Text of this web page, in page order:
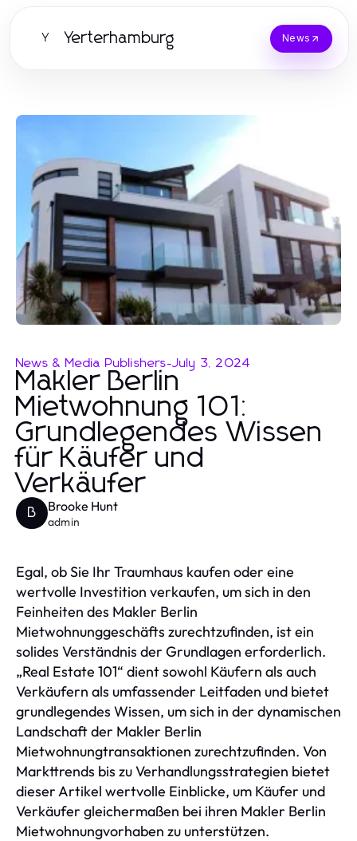
Y Yerterhamburg News
News & Media Publishers-July 3, 2024
Makler Berlin
Mietwohnung 101:
Grundlegendes Wissen
für Käufer und
Verkäufer
B Brooke Hunt
admin
Egal, ob Sie Ihr Traumhaus kaufen oder eine
wertvolle Investition verkaufen, um sich in den
Feinheiten des Makler Berlin
Mietwohnunggeschäfts zurechtzufinden, ist ein
solides Verständnis der Grundlagen erforderlich.
„Real Estate 101“ dient sowohl Käufern als auch
Verkäufern als umfassender Leitfaden und bietet
grundlegendes Wissen, um sich in der dynamischen
Landschaft der Makler Berlin
Mietwohnungtransaktionen zurechtzufinden. Von
Markttrends bis zu Verhandlungsstrategien bietet
dieser Artikel wertvolle Einblicke, um Käufer und
Verkäufer gleichermaßen bei ihren Makler Berlin
Mietwohnungvorhaben zu unterstützen.